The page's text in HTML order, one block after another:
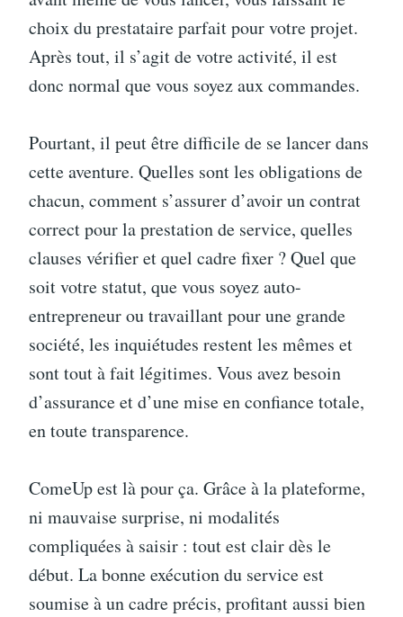
choix du prestataire parfait pour votre projet.
Après tout, il s’agit de votre activité, il est
donc normal que vous soyez aux commandes.
Pourtant, il peut être difficile de se lancer dans
cette aventure. Quelles sont les obligations de
chacun, comment s’assurer d’avoir un contrat
correct pour la prestation de service, quelles
clauses vérifier et quel cadre fixer ? Quel que
soit votre statut, que vous soyez auto-
entrepreneur ou travaillant pour une grande
société, les inquiétudes restent les mêmes et
sont tout à fait légitimes. Vous avez besoin
d’assurance et d’une mise en confiance totale,
en toute transparence.
ComeUp est là pour ça. Grâce à la plateforme,
ni mauvaise surprise, ni modalités
compliquées à saisir : tout est clair dès le
début. La bonne exécution du service est
soumise à un cadre précis, profitant aussi bien